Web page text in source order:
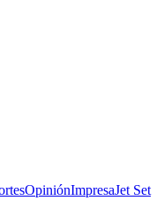
OpiniónImpresaJet Set